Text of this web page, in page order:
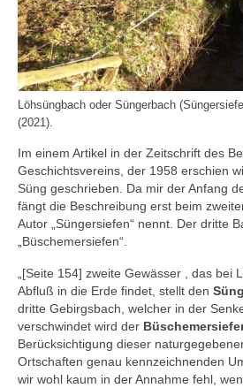
Löhsüngbach oder Süngerbach
(2021).
Im einem Artikel in der Zeitschrift des
Geschichtsvereins, der 1958 erschien
Süng geschrieben. Da mir der Anfang
fängt die Beschreibung erst beim
Autor „Süngersiefen“ nennt. Der dritte
„Büschemersiefen“.
„[Seite 154] zweite Gewässer , das bei
Abfluß in die Erde findet, stellt den
dritte Gebirgsbach, welcher in der
verschwindet wird der
Berücksichtigung dieser
Ortschaften genau kennzeichnenden
wir wohl kaum in der Annahme fehl,